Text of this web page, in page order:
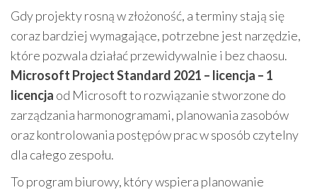
Gdy projekty rosną w złożoność, a terminy stają się
coraz bardziej wymagające, potrzebne jest narzędzie,
które pozwala działać przewidywalnie i bez chaosu.
Microsoft Project Standard 2021 – licencja – 1
licencja od Microsoft to rozwiązanie stworzone do
zarządzania harmonogramami, planowania zasobów
oraz kontrolowania postępów prac w sposób czytelny
dla całego zespołu.
To program biurowy, który wspiera planowanie